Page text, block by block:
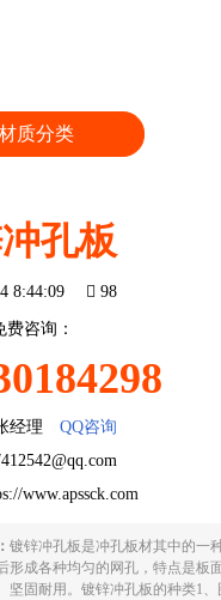
质分类
孔板
8:44:09 98
费咨询：
经理
QQ咨询
www.apssck.com
镀锌冲孔板是冲孔板材其中的一
形成各种均匀的网孔，特点是板
坚固耐用。镀锌冲孔板的种类1